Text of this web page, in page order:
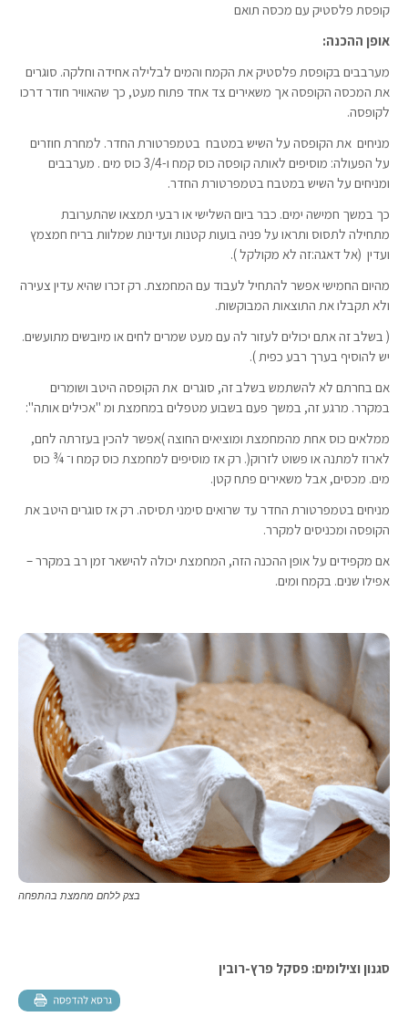
קופסת פלסטיק עם מכסה תואם
אופן ההכנה:
מערבבים בקופסת פלסטיק את הקמח והמים לבלילה אחידה וחלקה. סוגרים
את המכסה הקופסה אך משאירים צד אחד פתוח מעט, כך שהאוויר חודר דרכו
לקופסה.
מניחים את הקופסה על השיש במטבח בטמפרטורת החדר. למחרת חוזרים
על הפעולה: מוסיפים לאותה קופסה כוס קמח ו-3/4 כוס מים . מערבבים
ומניחים על השיש במטבח בטמפרטורת החדר.
כך במשך חמישה ימים. כבר ביום השלישי או רבעי תמצאו שהתערובת
מתחילה לתסוס ותראו על פניה בועות קטנות ועדינות שמלוות בריח חמצמץ
ועדין (אל דאגה:זה לא מקולקל ).
מהיום החמישי אפשר להתחיל לעבוד עם המחמצת. רק זכרו שהיא עדין צעירה
ולא תקבלו את התוצאות המבוקשות.
( בשלב זה אתם יכולים לעזור לה עם מעט שמרים לחים או מיובשים מתועשים.
יש להוסיף בערך רבע כפית ).
אם בחרתם לא להשתמש בשלב זה, סוגרים את הקופסה היטב ושומרים
במקרר. מרגע זה, במשך פעם בשבוע מטפלים במחמצת ומ "אכילים אותה":
ממלאים כוס אחת מהמחמצת ומוציאים החוצה )אפשר להכין בעזרתה לחם,
לארוז למתנה או פשוט לזרוק(. רק אז מוסיפים למחמצת כוס קמח ו־ ¾ כוס
מים. מכסים, אבל משאירים פתח קטן.
מניחים בטמפרטורת החדר עד שרואים סימני תסיסה. רק אז סוגרים היטב את
הקופסה ומכניסים למקרר.
אם מקפידים על אופן ההכנה הזה, המחמצת יכולה להישאר זמן רב במקרר –
אפילו שנים. בקמח ומים.
בצק ללחם מחמצת בהתפחה
סגנון וצילומים: פסקל פרץ-רובין